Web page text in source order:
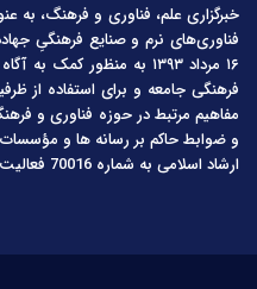
خبرگزاری علم، فناوری و فرهنگ، به
فناوری‌های نرم و صنایع فرهنگیِ
۱۶ مرداد ۱۳۹۳ به منظور
فرهنگی جامعه و برای استفاده از
مفاهیم مرتبط در حوزه فناوری و
و ضوابط حاکم بر رسانه ها و
ارشاد اسلامی به شماره 70016 فعالیت خود را آغاز کرده است.